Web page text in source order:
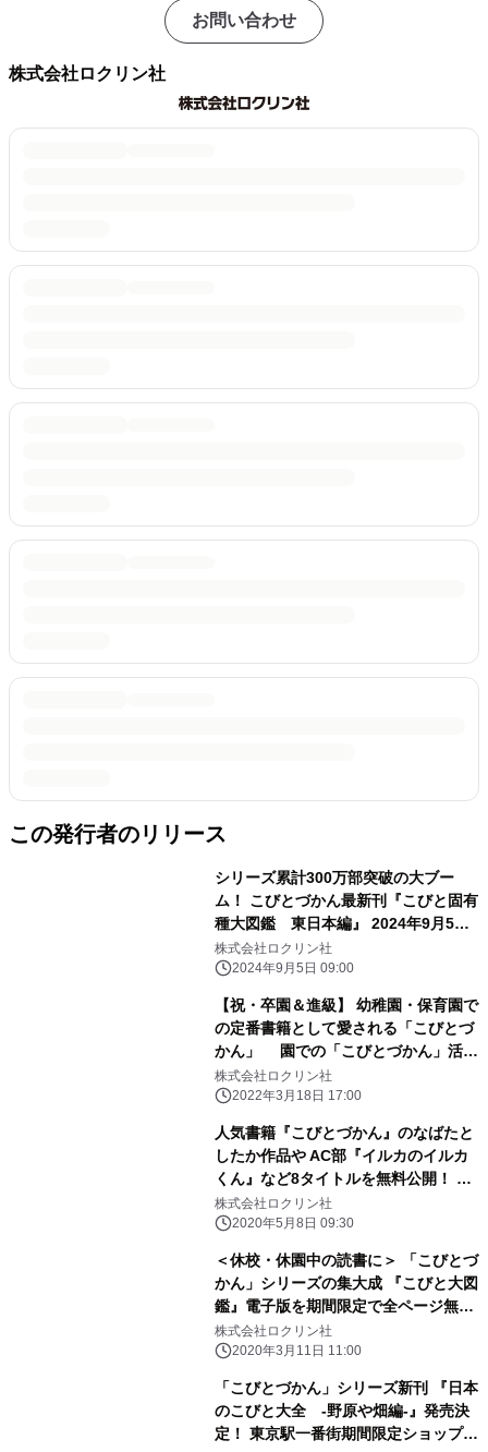
お問い合わせ
株式会社ロクリン社
この発行者のリリース
シリーズ累計300万部突破の大ブー
ム！ こびとづかん最新刊『こびと固有
種大図鑑 東日本編』 2024年9月5日
発売！
株式会社ロクリン社
2024年9月5日 09:00
【祝・卒園＆進級】 幼稚園・保育園で
の定番書籍として愛される「こびとづ
かん」 園での「こびとづかん」活動
についての 「こびともコンクール
2021」の結果発表！
株式会社ロクリン社
2022年3月18日 17:00
人気書籍『こびとづかん』のなばたと
したか作品や AC部『イルカのイルカ
くん』など8タイトルを無料公開！ ～
新型コロナウイルスの影響による休
校・休園支援～
株式会社ロクリン社
2020年5月8日 09:30
＜休校・休園中の読書に＞ 「こびとづ
かん」シリーズの集大成 『こびと大図
鑑』電子版を期間限定で全ページ無料
公開！
株式会社ロクリン社
2020年3月11日 11:00
「こびとづかん」シリーズ新刊 『日本
のこびと大全 -野原や畑編-』発売決
定！ 東京駅一番街期間限定ショップに